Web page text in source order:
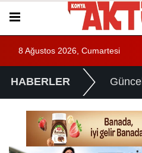
8 Ağustos 2026, Cumartesi
HABERLER Güncel